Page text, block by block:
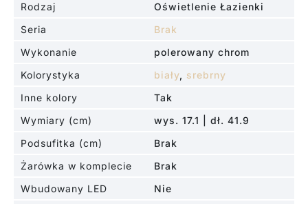
Rodzaj
Oświetlenie Łazienki
Seria
Brak
Wykonanie
polerowany chrom
Kolorystyka
biały, srebrny
Inne kolory
Tak
Wymiary (cm)
wys. 17.1 | dł. 41.9
Podsufitka (cm)
Brak
Żarówka w komplecie
Brak
Wbudowany LED
Nie